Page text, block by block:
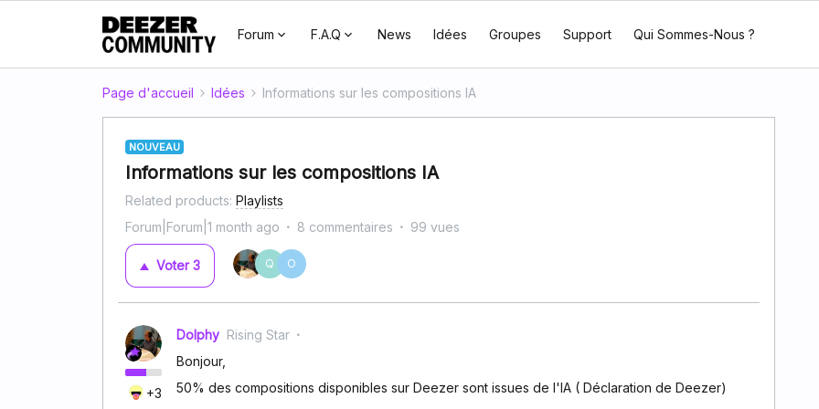
Forum F.A.Q News Idées Groupes Support Qui Sommes-Nous ?
Page d'accueil Idées Informations sur les compositions IA
NOUVEAU
Informations sur les compositions IA
Related products: Playlists
Forum|Forum|1 month ago
8 commentaires 99 vues
Voter3 Q O
+3
Dolphy Rising Star
Bonjour,
50% des compositions disponibles sur Deezer sont issues de l'IA ( Déclaration de Deezer)